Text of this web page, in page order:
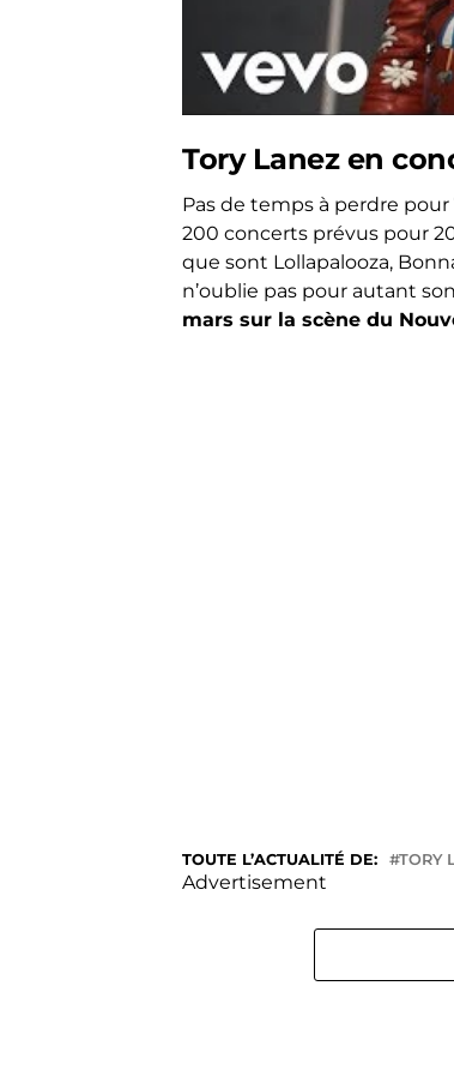
Tory Lanez en
Pas de temps à perdre pour
200 concerts prévus pour
que sont Lollapalooza,
n’oublie pas pour autant
mars sur la scène du
TOUTE L’ACTUALITÉ DE: TORY
Advertisement